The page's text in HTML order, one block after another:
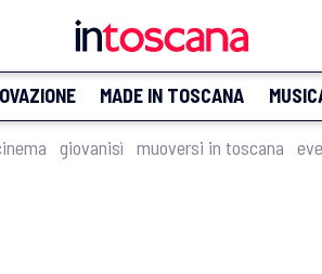
MADE IN TOSCANA
giovanisì muoversi in toscana